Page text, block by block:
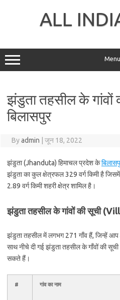
ALL
Menu
झंडुता तहसील के गांवों
बिलासपुर
Byadmin जून 18, 2022
झंडुता (Jhanduta) हिमाचल प्रदेश के
झंडुता का कुल क्षेत्रफल 329 वर्ग किमी है जिसमें
2.89 वर्ग किमी शहरी क्षेत्र शामिल है।
झंडुता तहसील के गांवों की सूची
झंडुता तहसील में लगभग 271 गाँव हैं, जिन्हें
साथ नीचे दी गई झंडुता तहसील के गाँवों की
सकते हैं।
# गांव का नाम